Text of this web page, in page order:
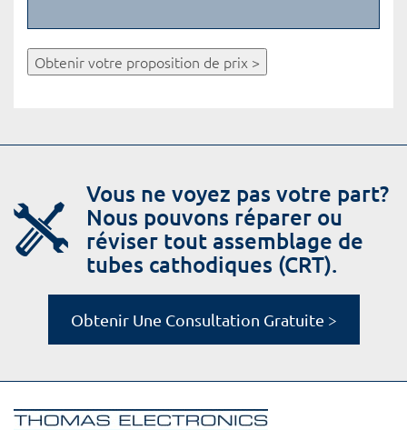
Obtenir votre proposition de prix >
Vous ne voyez pas votre part?
Nous pouvons réparer ou
réviser tout assemblage de
tubes cathodiques (CRT).
Obtenir Une Consultation Gratuite >